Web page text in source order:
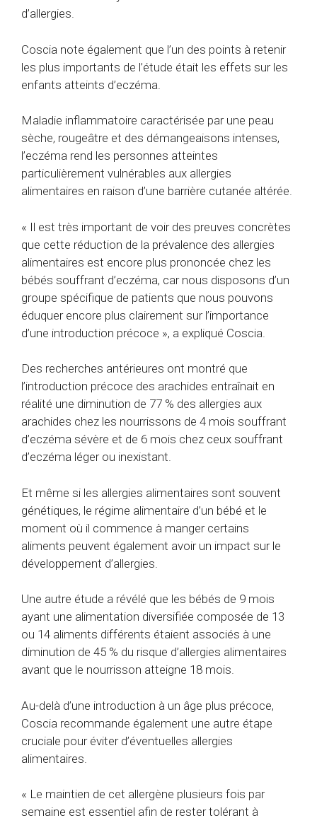
d’allergies.
Coscia note également que l’un des points à retenir
les plus importants de l’étude était les effets sur les
enfants atteints d’eczéma.
Maladie inflammatoire caractérisée par une peau
sèche, rougeâtre et des démangeaisons intenses,
l’eczéma rend les personnes atteintes
particulièrement vulnérables aux allergies
alimentaires en raison d’une barrière cutanée altérée.
« Il est très important de voir des preuves concrètes
que cette réduction de la prévalence des allergies
alimentaires est encore plus prononcée chez les
bébés souffrant d’eczéma, car nous disposons d’un
groupe spécifique de patients que nous pouvons
éduquer encore plus clairement sur l’importance
d’une introduction précoce », a expliqué Coscia.
Des recherches antérieures ont montré que
l’introduction précoce des arachides entraînait en
réalité une diminution de 77 % des allergies aux
arachides chez les nourrissons de 4 mois souffrant
d’eczéma sévère et de 6 mois chez ceux souffrant
d’eczéma léger ou inexistant.
Et même si les allergies alimentaires sont souvent
génétiques, le régime alimentaire d’un bébé et le
moment où il commence à manger certains
aliments peuvent également avoir un impact sur le
développement d’allergies.
Une autre étude a révélé que les bébés de 9 mois
ayant une alimentation diversifiée composée de 13
ou 14 aliments différents étaient associés à une
diminution de 45 % du risque d’allergies alimentaires
avant que le nourrisson atteigne 18 mois.
Au-delà d’une introduction à un âge plus précoce,
Coscia recommande également une autre étape
cruciale pour éviter d’éventuelles allergies
alimentaires.
« Le maintien de cet allergène plusieurs fois par
semaine est essentiel afin de rester tolérant à